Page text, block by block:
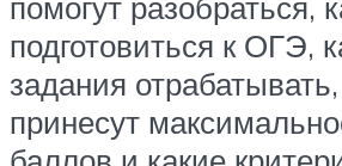
подготовиться к ОГЭ,
задания
принесут